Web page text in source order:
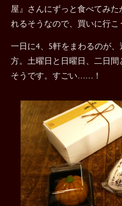
屋』さんにずっと食べてみ
れるそうなので、買いに行こ
一日に4、5軒をまわるのが
方。土曜日と日曜日、二日
そうです。すごい……！